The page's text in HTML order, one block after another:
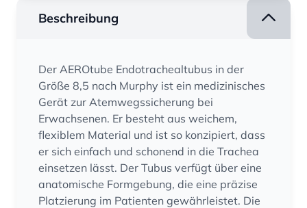
Beschreibung
Der AEROtube Endotrachealtubus in der
Größe 8,5 nach Murphy ist ein medizinisches
Gerät zur Atemwegssicherung bei
Erwachsenen. Er besteht aus weichem,
flexiblem Material und ist so konzipiert, dass
er sich einfach und schonend in die Trachea
einsetzen lässt. Der Tubus verfügt über eine
anatomische Formgebung, die eine präzise
Platzierung im Patienten gewährleistet. Die